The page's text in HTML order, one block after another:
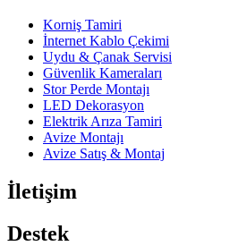
Korniş Tamiri
İnternet Kablo Çekimi
Uydu & Çanak Servisi
Güvenlik Kameraları
Stor Perde Montajı
LED Dekorasyon
Elektrik Arıza Tamiri
Avize Montajı
Avize Satış & Montaj
İletişim
Destek